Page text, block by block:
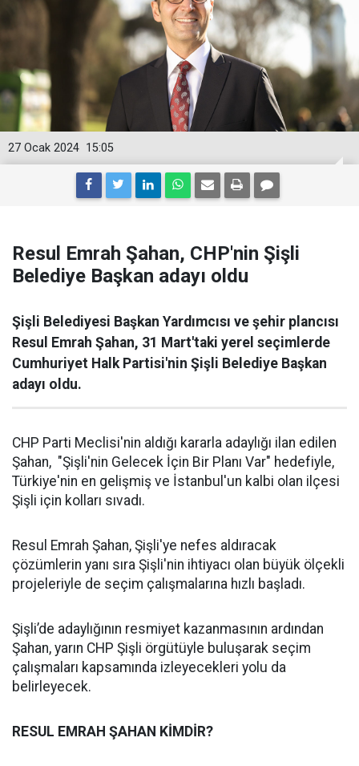
15:05
27 Ocak 2024
Resul Emrah Şahan, CHP'nin Şişli
Belediye Başkan adayı oldu
Şişli Belediyesi Başkan Yardımcısı ve şehir plancısı
Resul Emrah Şahan, 31 Mart'taki yerel seçimlerde
Cumhuriyet Halk Partisi'nin Şişli Belediye Başkan
adayı oldu.
CHP Parti Meclisi'nin aldığı kararla adaylığı ilan edilen
Şahan, "Şişli'nin Gelecek İçin Bir Planı Var" hedefiyle,
Türkiye'nin en gelişmiş ve İstanbul'un kalbi olan ilçesi
Şişli için kolları sıvadı.
Resul Emrah Şahan, Şişli'ye nefes aldıracak
çözümlerin yanı sıra Şişli'nin ihtiyacı olan büyük ölçekli
projeleriyle de seçim çalışmalarına hızlı başladı.
Şişli’de adaylığının resmiyet kazanmasının ardından
Şahan, yarın CHP Şişli örgütüyle buluşarak seçim
çalışmaları kapsamında izleyecekleri yolu da
belirleyecek.
RESUL EMRAH ŞAHAN KİMDİR?